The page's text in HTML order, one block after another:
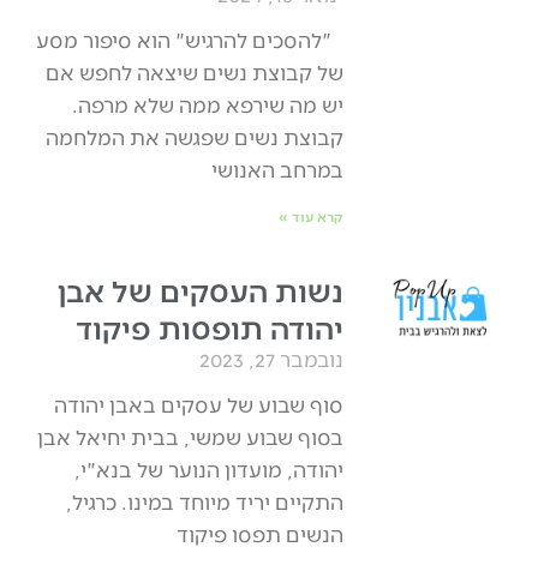
"להסכים להרגיש" הוא סיפור מסע
של קבוצת נשים שיצאה לחפש אם
יש מה שירפא ממה שלא מרפה.
קבוצת נשים שפגשה את המלחמה
במרחב האנושי
קרא עוד »
נשות העסקים של אבן
יהודה תופסות פיקוד
נובמבר 27, 2023
סוף שבוע של עסקים באבן יהודה
בסוף שבוע שמשי, בבית יחיאל אבן
יהודה, מועדון הנוער של בנא"י,
התקיים יריד מיוחד במינו. כרגיל,
הנשים תפסו פיקוד